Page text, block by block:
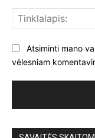
Atsiminti mano
vėlesniam